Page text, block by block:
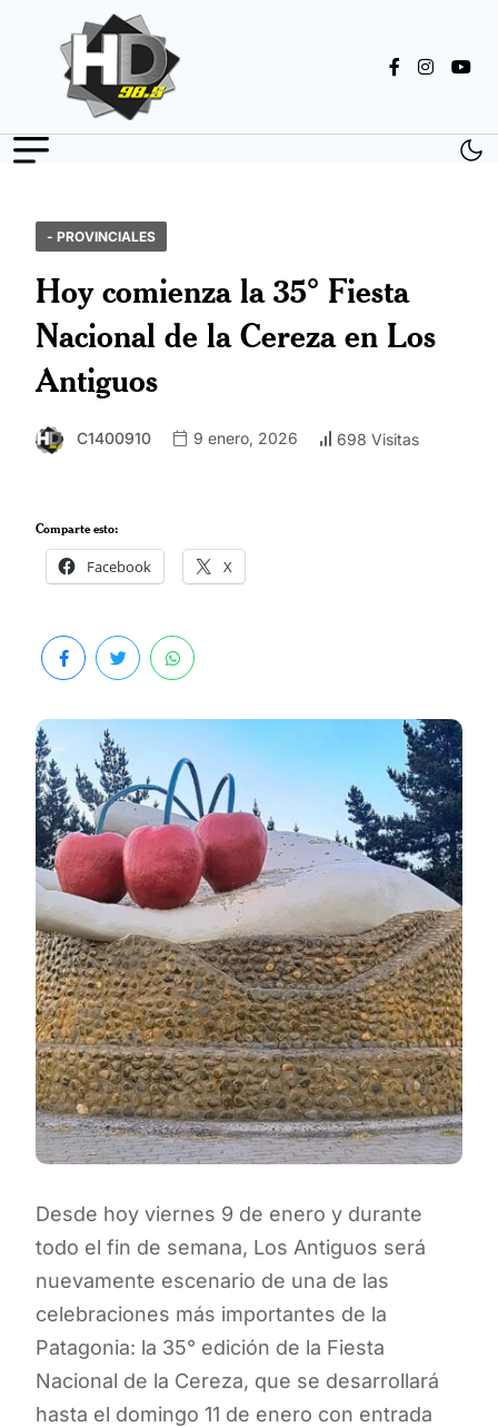
- PROVINCIALES
Hoy comienza la 35° Fiesta
Nacional de la Cereza en Los
Antiguos
C1400910 9 enero, 2026 698 Visitas
Comparte esto:
Facebook X
Desde hoy viernes 9 de enero y durante
todo el fin de semana, Los Antiguos será
nuevamente escenario de una de las
celebraciones más importantes de la
Patagonia: la 35° edición de la Fiesta
Nacional de la Cereza, que se desarrollará
hasta el domingo 11 de enero con entrada